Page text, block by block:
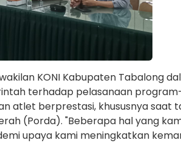
KONI Kabupaten Tabalong
terhadap pelasanaan
atlet berprestasi, khususnya saat
(Porda). "Beberapa hal yang
upaya kami meningkatkan